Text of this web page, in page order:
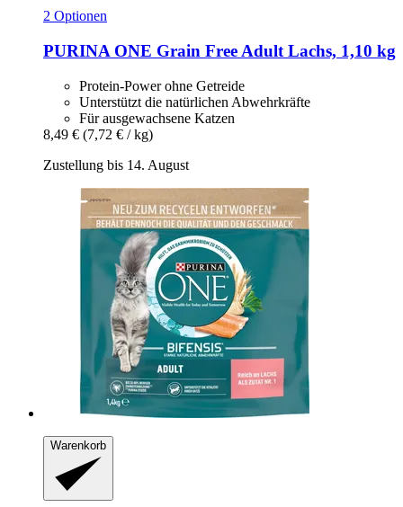
2 Optionen
PURINA ONE Grain Free Adult Lachs, 1,10 kg
Protein-Power ohne Getreide
Unterstützt die natürlichen Abwehrkräfte
Für ausgewachsene Katzen
8,49 € (7,72 € / kg)
Zustellung bis 14. August
Warenkorb